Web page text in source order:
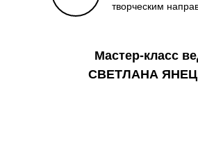
творческим
Мастер-класс
СВЕТЛАНА